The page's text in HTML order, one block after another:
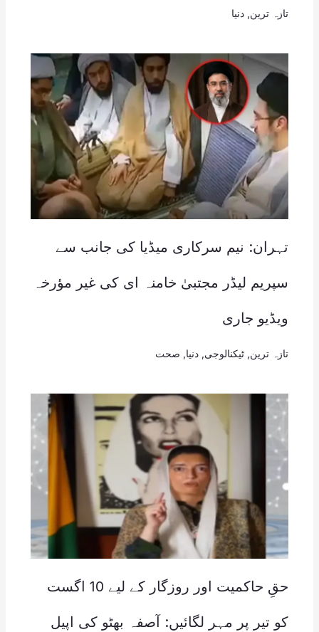
تازہ ترین دنیا
تہران: نیم سرکاری میڈیا کی جانب سے
سپریم لیڈر مجتبیٰ خامنہ ای کی غیر مؤرخہ
ویڈیو جاری
تازہ ترین ٹیکنالوجی دنیا صحت
حقِ حاکمیت اور روزگار کے لیے 10 اگست
کو تیر پر مہر لگائیں: آصفہ بھٹو کی اپیل